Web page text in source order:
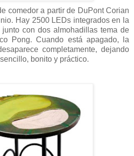
comedor a partir de DuPont Corian
Hay 2500 LEDs integrados en la
con dos almohadillas tema de
Pong. Cuando está apagado, la
completamente, dejando
bonito y práctico.